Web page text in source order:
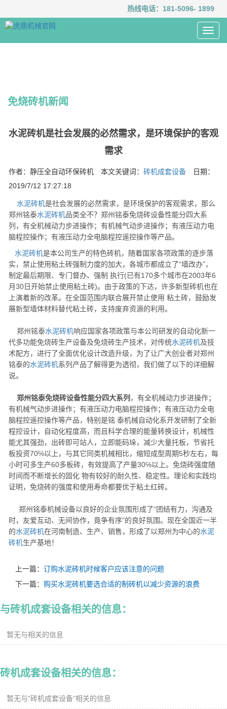
热线电话： 181-5096- 1899
免烧砖机新闻
水泥砖机是社会发展的必然需求，是环境保护的客观
需求
作者：静压全自动环保砖机 本文关键词： 砖机成套设备 日期：
2019/7/12 17:27:18
水泥砖机是社会发展的必然需求，是环境保护的客观需求，那么
郑州铭泰水泥砖机品类全不？郑州铭泰免烧砖设备性能分四大系
列，有全机械动力步进操作；有机械气动步进操作；有液压动力电
脑程控操作；有液压动力全电脑程控遥控操作等产品。
水泥砖机是本公司生产的特色砖机，随着国家各项政策的逐步落
实，禁止使用粘土砖强制力度的加大，各城市都成立了“墙改办”，
制定最后期限、专门督办、强制 执行(已有170多个城市在2003年6
月30日开始禁止使用粘土砖)。由于政策的下达，许多新型砖机也在
上演着新的改革。在全国范围内联合展开禁止使用 粘土砖，鼓励发
展新型墙体材料替代粘土砖，支持废弃资源的利用。
郑州铭泰水泥砖机响应国家各项政策与本公司研发的自动化新一
代多功能免烧砖生产设备及免烧砖生产技术，对传统水泥砖机及技
术配方，进行了全面优化设计改造升级，为了让广大创业者对郑州
铭泰的水泥砖机系列产品了解得更为透彻，我们做了以下的详细解
说。
郑州铭泰免烧砖设备性能分四大系列 ，有全机械动力步进操作；
有机械气动步进操作；有液压动力电脑程控操作；有液压动力全电
脑程控遥控操作等产品，特别是铭 泰机械自动化系开发研制了全新
程控设计，自动化程度高，而且科学合理的能量转换设计，机械性
能尤其强劲，出砖即可站人，立即能码垛，减少大量托板，节省托
板投资70℅以上，与其它同类机械相比，缩短成型周期5秒左右，每
小时可多生产60多板砖，有效提高了产量30℅以上。免烧砖强度随
时间而不断增长的固化 物有较好的耐久性、稳定性。理论和实践均
证明，免烧砖的强度和使用寿命都要优于粘土红砖。
郑州铭泰机械设备以良好的企业氛围形成了“团结有力，沟通及
时，友爱互动、无间协作，竟争有序”的良好氛围。现在全国近一半
的水泥砖机在河南制造、生产、销售，形成了以郑州为中心的水泥
砖机生产基地！
上一篇： 订购水泥砖机时候客户应该注意的问题
下一篇： 购买水泥砖机要选合适的制砖机以减少资源的浪费
与砖机成套设备相关的信息：
暂无与相关的信息
砖机成套设备相关的信息：
暂无与"砖机成套设备"相关的信息